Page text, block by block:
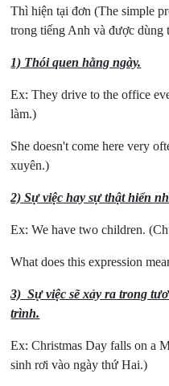
Thì hiện tại đơn (The simple
trong tiếng Anh và được dùng
1) Thói quen hằng ngày.
Ex: They drive to the office
làm.)
She doesn't come here very
xuyên.)
2) Sự việc hay sự thật hiển
Ex: We have two children.
What does this expression
3) Sự việc sẽ xảy ra trong
trình.
Ex: Christmas Day falls on a
sinh rơi vào ngày thứ Hai.)